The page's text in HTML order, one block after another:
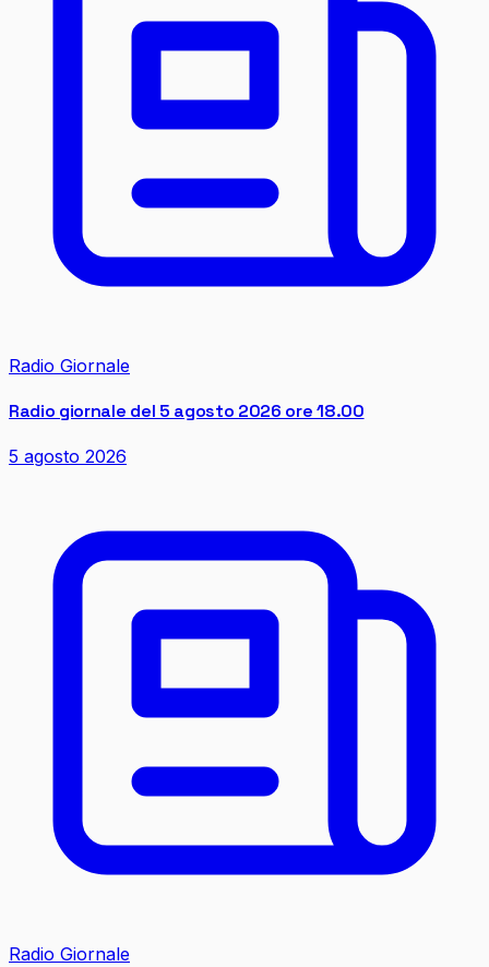
Radio Giornale
Radio giornale del 5 agosto 2026 ore 18.00
5 agosto 2026
Radio Giornale